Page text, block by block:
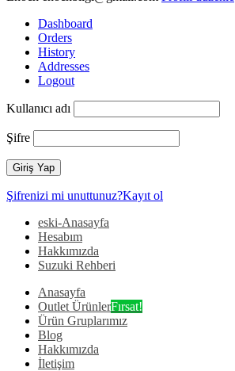
Dashboard
Orders
History
Addresses
Logout
Kullanıcı adı
Şifre
Şifrenizi mi unuttunuz?Kayıt ol
eski-Anasayfa
Hesabım
Hakkımızda
Suzuki Rehberi
Anasayfa
Outlet ÜrünlerFırsat!
Ürün Gruplarımız
Blog
Hakkımızda
İletişim